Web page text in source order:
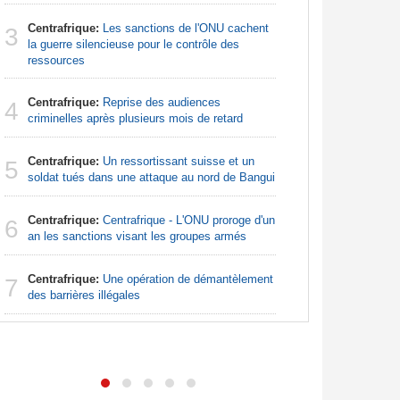
3 Centrafrique: Les sanctions de l'ONU cachent
la guerre silencieuse pour le contrôle des
ressources
4 Centrafrique: Reprise des audiences
criminelles après plusieurs mois de retard
5 Centrafrique: Un ressortissant suisse et un
soldat tués dans une attaque au nord de Bangui
6 Centrafrique: Centrafrique - L'ONU proroge d'un
an les sanctions visant les groupes armés
7 Centrafrique: Une opération de démantèlement
des barrières illégales